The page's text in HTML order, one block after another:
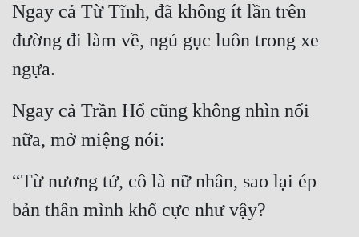
Ngay cả Từ Tĩnh, đã không ít lần trên
đường đi làm về, ngủ gục luôn trong xe
ngựa.
Ngay cả Trần Hổ cũng không nhìn nổi
nữa, mở miệng nói:
“Từ nương tử, cô là nữ nhân, sao lại ép
bản thân mình khổ cực như vậy?